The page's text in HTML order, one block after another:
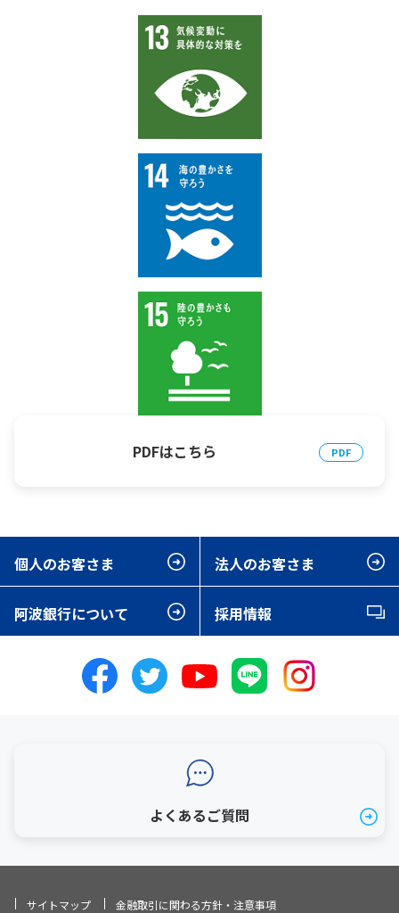
PDFはこちら
個人のお客さま 法人のお客さま
阿波銀行について 採用情報
よくあるご質問
サイトマップ 金融取引に関わる方針・注意事項